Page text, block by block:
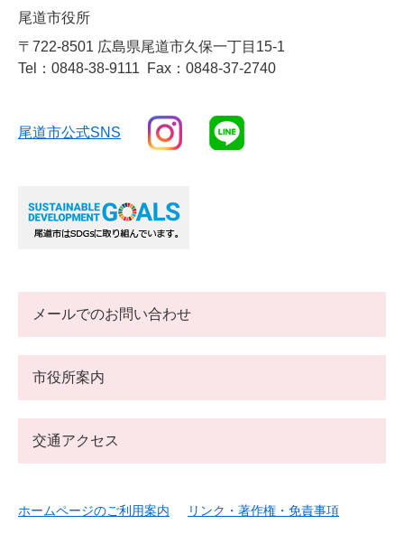
尾道市役所
〒722-8501 広島県尾道市久保一丁目15-1
Tel：0848-38-9111
Fax：0848-37-2740
尾道市公式SNS
メールでのお問い合わせ
市役所案内
交通アクセス
ホームページのご利用案内 リンク・著作権・免責事項